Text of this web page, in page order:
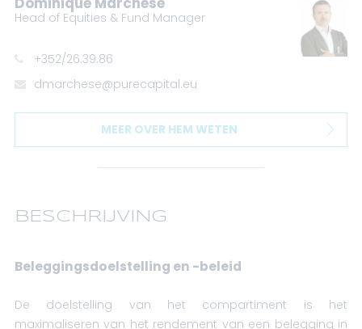
Head of Equities & Fund Manager
+352/26.39.86
dmarchese@purecapital.eu
MEER OVER HEM WETEN
BESCHRIJVING
Beleggingsdoelstelling en -beleid
De doelstelling van het compartiment is het
maximaliseren van het rendement van een belegging in